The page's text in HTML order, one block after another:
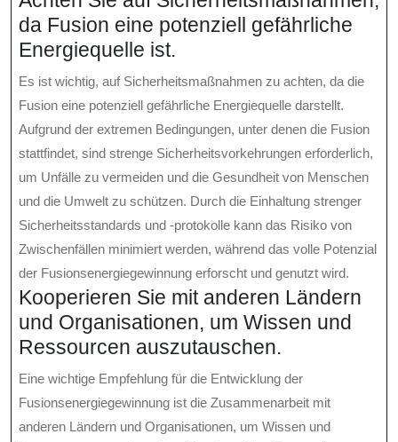
da Fusion eine potenziell gefährliche
Energiequelle ist.
Es ist wichtig, auf Sicherheitsmaßnahmen zu achten, da die
Fusion eine potenziell gefährliche Energiequelle darstellt.
Aufgrund der extremen Bedingungen, unter denen die Fusion
stattfindet, sind strenge Sicherheitsvorkehrungen erforderlich,
um Unfälle zu vermeiden und die Gesundheit von Menschen
und die Umwelt zu schützen. Durch die Einhaltung strenger
Sicherheitsstandards und -protokolle kann das Risiko von
Zwischenfällen minimiert werden, während das volle Potenzial
der Fusionsenergiegewinnung erforscht und genutzt wird.
Kooperieren Sie mit anderen Ländern
und Organisationen, um Wissen und
Ressourcen auszutauschen.
Eine wichtige Empfehlung für die Entwicklung der
Fusionsenergiegewinnung ist die Zusammenarbeit mit
anderen Ländern und Organisationen, um Wissen und